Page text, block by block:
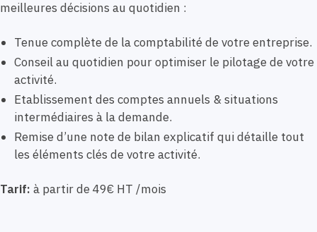
meilleures décisions au quotidien :
Tenue complète de la comptabilité de votre entreprise.
Conseil au quotidien pour optimiser le pilotage de votre
activité.
Etablissement des comptes annuels & situations
intermédiaires à la demande.
Remise d’une note de bilan explicatif qui détaille tout
les éléments clés de votre activité.
Tarif: à partir de 49€ HT /mois